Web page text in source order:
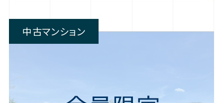
中古マンション